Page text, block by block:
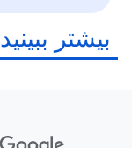
بیشتر ببینید